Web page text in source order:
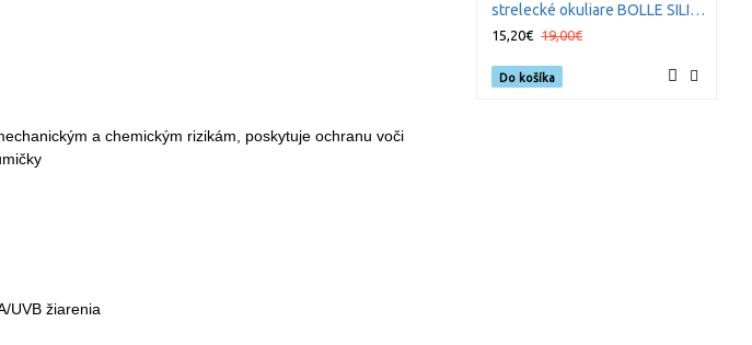
a chemickým rizikám, poskytuje ochranu voči
UVB žiarenia
strelecké okuliare BOLLE SILIUM číre
15,20€ 19,00€
Do košíka